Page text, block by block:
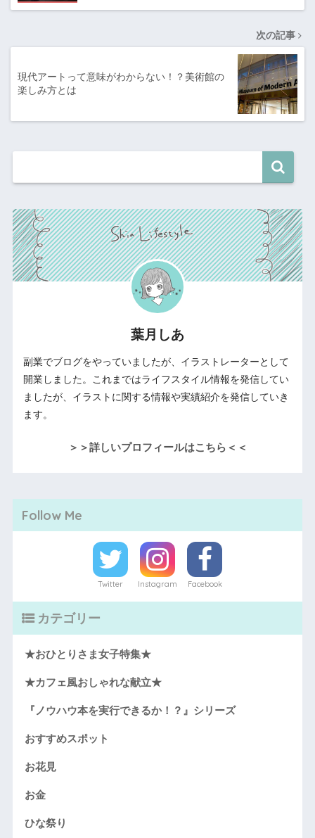
次の記事
現代アートって意味がわからない！？美術館の
楽しみ方とは
葉月しあ
副業でブログをやっていましたが、イラストレーターとして
開業しました。これまではライフスタイル情報を発信してい
ましたが、イラストに関する情報や実績紹介を発信していき
ます。
＞＞詳しいプロフィールはこちら＜＜
Follow Me
Twitter Instagram Facebook
カテゴリー
★おひとりさま女子特集★
★カフェ風おしゃれな献立★
『ノウハウ本を実行できるか！？』シリーズ
おすすめスポット
お花見
お金
ひな祭り